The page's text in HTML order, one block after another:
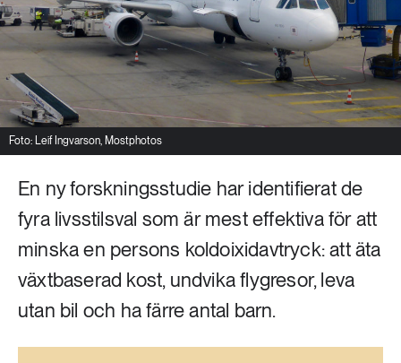
Mat & jordbruk
Skog
Social hållbarhet
Transport
Vatten
252 ARTIKLAR
Landsbygd
Livsstil & konsumtion
612 ARTIKLAR
Skog
360 ARTIKLAR
Social hållbarhet
Foto: Leif Ingvarson, Mostphotos
En ny forskningsstudie har identifierat de
fyra livsstilsval som är mest effektiva för att
minska en persons koldoixidavtryck: att äta
växtbaserad kost, undvika flygresor, leva
utan bil och ha färre antal barn.